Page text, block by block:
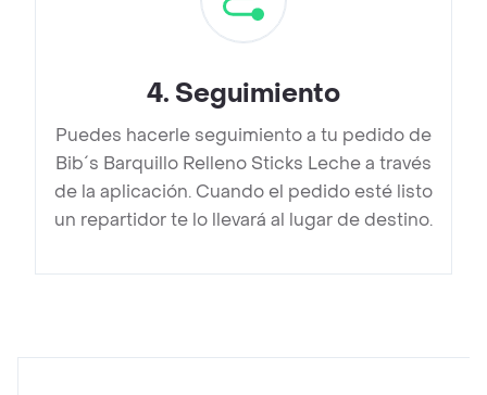
4. Seguimiento
Puedes hacerle seguimiento a tu pedido de
Bib´s Barquillo Relleno Sticks Leche a través
de la aplicación. Cuando el pedido esté listo
un repartidor te lo llevará al lugar de destino.